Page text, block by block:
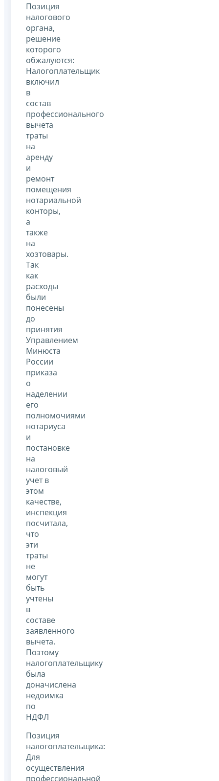
Позиция
налогового
органа,
решение
которого
обжалуются:
Налогоплательщик
включил
в
состав
профессионального
вычета
траты
на
аренду
и
ремонт
помещения
нотариальной
конторы,
а
также
на
хозтовары.
Так
как
расходы
были
понесены
до
принятия
Управлением
Минюста
России
приказа
о
наделении
его
полномочиями
нотариуса
и
постановке
на
налоговый
учет в
этом
качестве,
инспекция
посчитала,
что
эти
траты
не
могут
быть
учтены
в
составе
заявленного
вычета.
Поэтому
налогоплательщику
была
доначислена
недоимка
по
НДФЛ
Позиция
налогоплательщика:
Для
осуществления
профессиональной